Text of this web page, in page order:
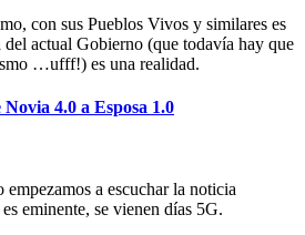
con sus Pueblos Vivos y similares es
actual Gobierno (que todavía hay que
…ufff!) es una realidad.
4.0 a Esposa 1.0
a escuchar la noticia
eminente, se vienen días 5G.